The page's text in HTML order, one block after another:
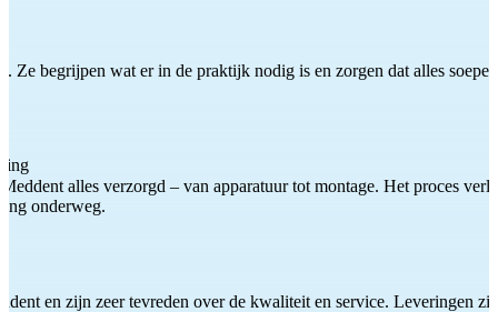
Ze begrijpen wat er in de praktijk nodig is en zorgen dat alles
alles verzorgd – van apparatuur tot montage. Het proces
onderweg.
en zijn zeer tevreden over de kwaliteit en service. Leveringen